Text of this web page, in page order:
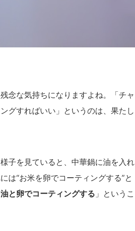
念な気持ちになりますよね。「チャ
グすればいい」というのは、果たし
子を見ていると、中華鍋に油を入れ
は“お米を卵でコーティングする”と
と卵でコーティングする 」というこ